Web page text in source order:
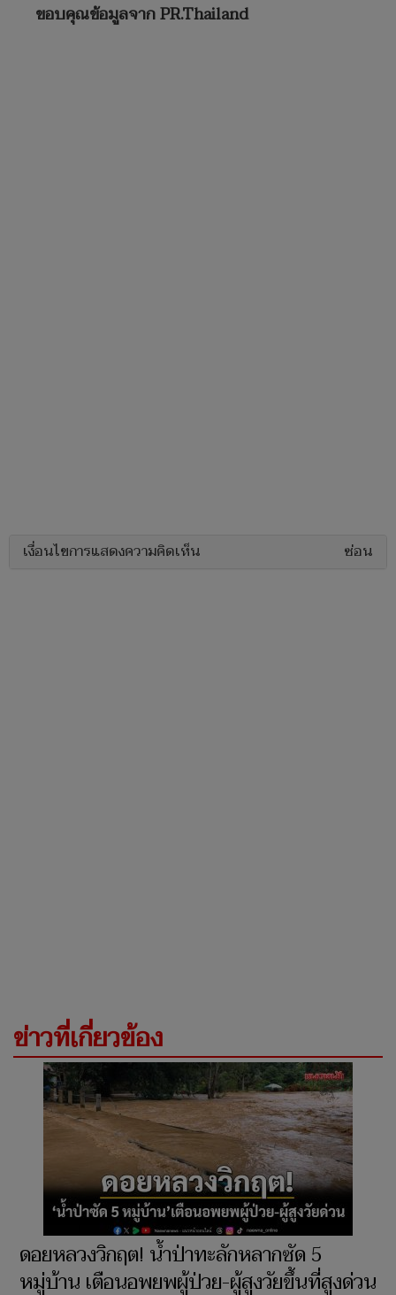
ขอบคุณข้อมูลจาก PR.Thailand
เงื่อนไขการแสดงความคิดเห็น ซ่อน
ข่าวที่เกี่ยวข้อง
ดอยหลวงวิกฤต! น้ำป่าทะลักหลากซัด 5
หมู่บ้าน เตือนอพยพผู้ป่วย-ผู้สูงวัยขึ้นที่สูงด่วน